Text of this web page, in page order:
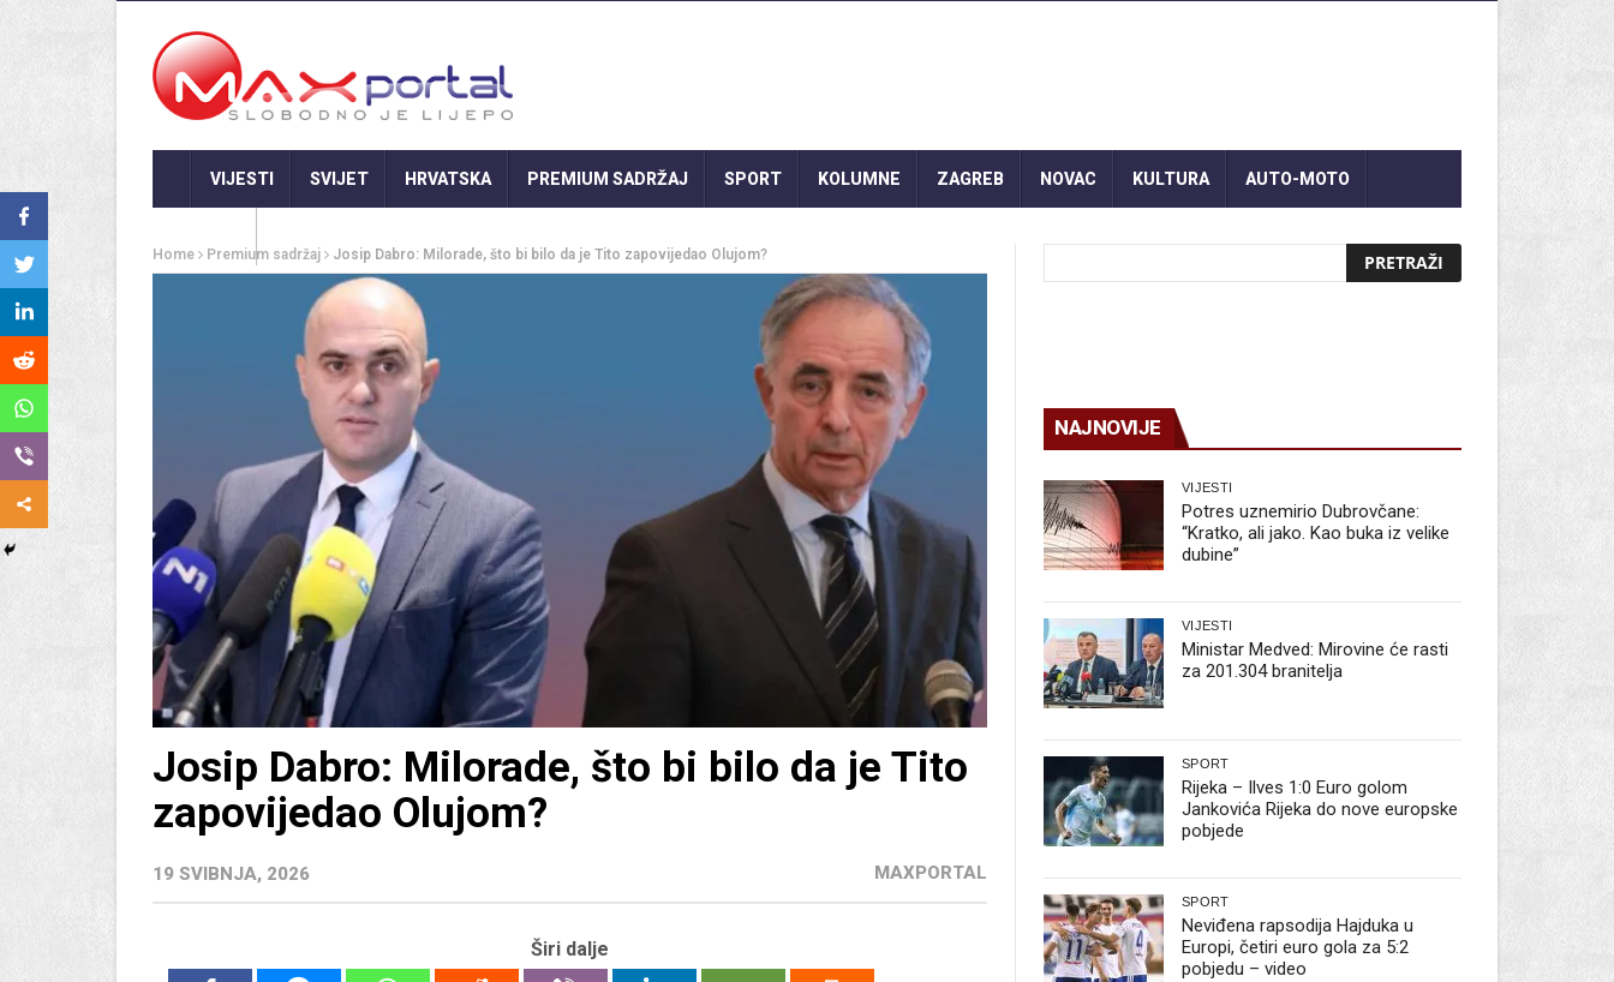
VIJESTI SVIJET HRVATSKA PREMIUM SADRŽAJ SPORT KOLUMNE ZAGREB NOVAC KULTURA AUTO-MOTO
Home Premium sadržaj Josip Dabro: Milorade, što bi bilo da je Tito zapovijedao Olujom?
Josip Dabro: Milorade, što bi bilo da je Tito
zapovijedao Olujom?
19 SVIBNJA, 2026 MAXPORTAL
Širi dalje
NAJNOVIJE
VIJESTI
Potres uznemirio Dubrovčane:
“Kratko, ali jako. Kao buka iz velike
dubine”
VIJESTI
Ministar Medved: Mirovine će rasti
za 201.304 branitelja
SPORT
Rijeka – Ilves 1:0 Euro golom
Jankovića Rijeka do nove europske
pobjede
SPORT
Neviđena rapsodija Hajduka u
Europi, četiri euro gola za 5:2
pobjedu – video